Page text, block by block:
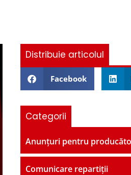
Distribuie articolul
Facebook
Categorii
Anunțuri pentru
Comunicare repartiții